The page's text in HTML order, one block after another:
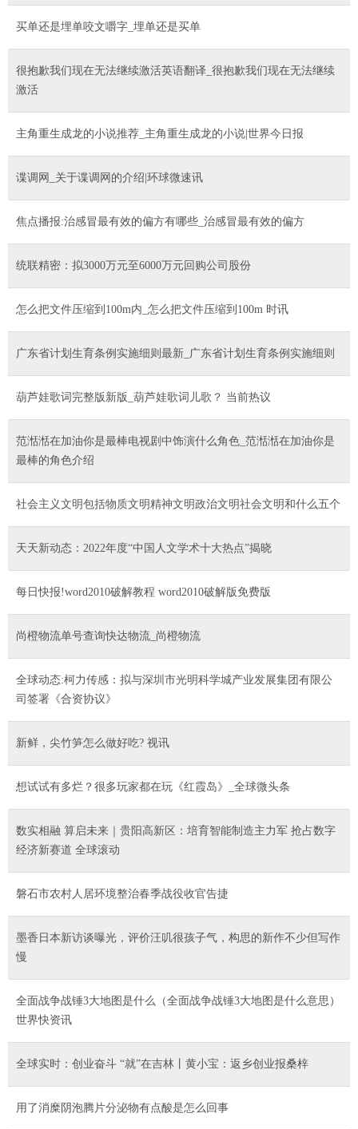
买单还是埋单咬文嚼字_埋单还是买单
很抱歉我们现在无法继续激活英语翻译_很抱歉我们现在无法继续
激活
主角重生成龙的小说推荐_主角重生成龙的小说|世界今日报
谍调网_关于谍调网的介绍|环球微速讯
焦点播报:治感冒最有效的偏方有哪些_治感冒最有效的偏方
统联精密：拟3000万元至6000万元回购公司股份
怎么把文件压缩到100m内_怎么把文件压缩到100m 时讯
广东省计划生育条例实施细则最新_广东省计划生育条例实施细则
葫芦娃歌词完整版新版_葫芦娃歌词儿歌？ 当前热议
范湉湉在加油你是最棒电视剧中饰演什么角色_范湉湉在加油你是
最棒的角色介绍
社会主义文明包括物质文明精神文明政治文明社会文明和什么五个
天天新动态：2022年度“中国人文学术十大热点”揭晓
每日快报!word2010破解教程 word2010破解版免费版
尚橙物流单号查询快达物流_尚橙物流
全球动态:柯力传感：拟与深圳市光明科学城产业发展集团有限公
司签署《合资协议》
新鲜，尖竹笋怎么做好吃? 视讯
想试试有多烂？很多玩家都在玩《红霞岛》_全球微头条
数实相融 算启未来｜贵阳高新区：培育智能制造主力军 抢占数字
经济新赛道 全球滚动
磐石市农村人居环境整治春季战役收官告捷
墨香日本新访谈曝光，评价汪叽很孩子气，构思的新作不少但写作
慢
全面战争战锤3大地图是什么（全面战争战锤3大地图是什么意思）
世界快资讯
全球实时：创业奋斗 “就”在吉林丨黄小宝：返乡创业报桑梓
用了消糜阴泡腾片分泌物有点酸是怎么回事